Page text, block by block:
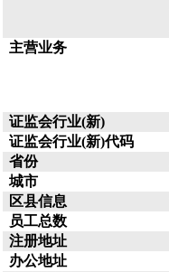
主营业务
证监会行业(新)
证监会行业(新)代码
省份
城市
区县信息
员工总数
注册地址
办公地址